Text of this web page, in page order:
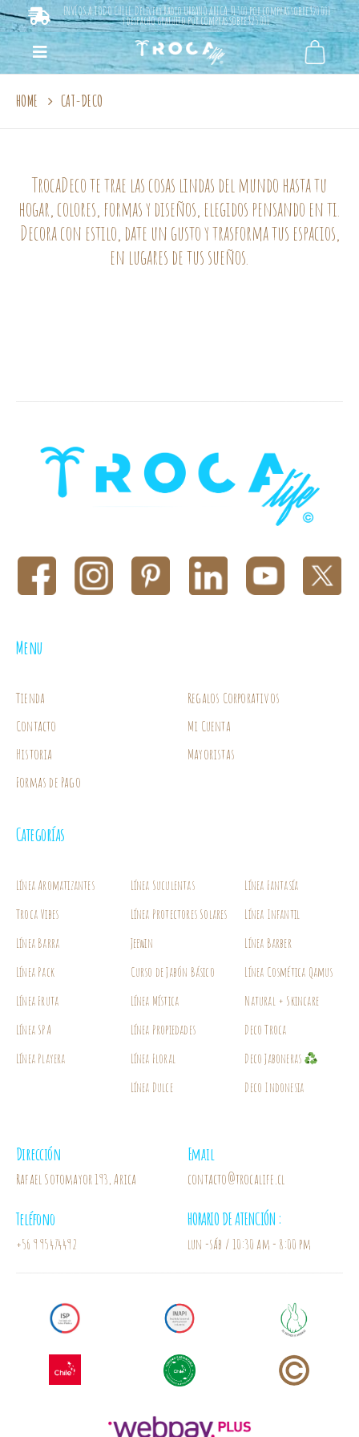
ENVÍOS A TODO CHILE. Delivery Radio URBANO ARICA: $1.500 por compras sobre $20.000
y despacho gratuito por compras sobre $25.000.
HOME CAT-DECO
TrocaDeco te trae las cosas lindas del mundo hasta tu
hogar, colores, formas y diseños, elegidos pensando en ti.
Decora con estilo, date un gusto y trasforma tus espacios,
en lugares de tus sueños.
Menu
Tienda
Contacto
Historia
Formas de Pago
Regalos Corporativos
Mi Cuenta
Mayoristas
Categorías
Línea Aromatizantes
Troca Vibes
Línea Barra
Línea Pack
Línea Fruta
Línea SPA
Línea Playera
Línea Suculentas
Línea Protectores Solares
Jeewin
Curso de Jabón Básico
Línea Mística
Línea Propiedades
Línea Floral
Línea Dulce
Línea Fantasía
Línea Infantil
Línea Barber
Línea Cosmética Qamus
Natural + Skincare
Deco Troca
Deco Jaboneras
Deco Indonesia
Dirección
Rafael Sotomayor 193, Arica
Teléfono
+56 9 95474492
Email
contacto@trocalife.cl
HORARIO DE ATENCIÓN :
lun -sáb / 10:30 am - 8:00 pm